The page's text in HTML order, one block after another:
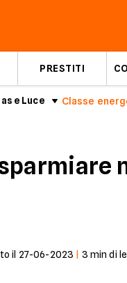
PRESTITI
e Luce
il 27-06-2023 3 min di